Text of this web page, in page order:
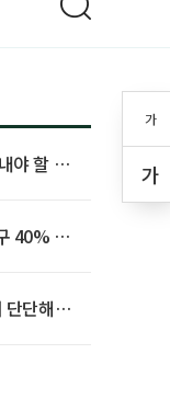
가
가
야 할 사
40% 노
단단해진